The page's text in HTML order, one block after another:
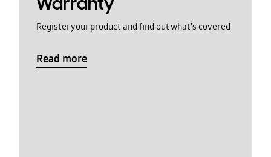
Register your product and find out what's covered
Read more